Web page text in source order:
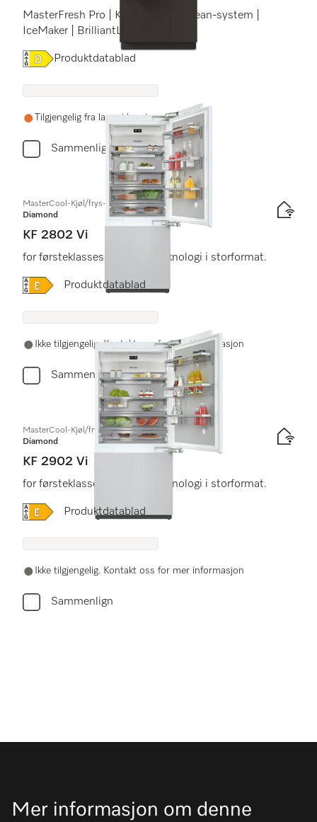
MasterFresh Pro | Kameraer | AirClean-system |
IceMaker | BrilliantLight Pro
Online Label Flag, Energietikett
Produktdatablad
Tilgjengelig fra lager i løpet av 1-2 uker
Sammenlign
MasterCool-Kjøl/frys-kombinasjoner
Diamond
KF 2802 Vi
for førsteklasses design og teknologi i storformat.
Online Label Flag, Energietikett
Produktdatablad
Ikke tilgjengelig. Kontakt oss for mer informasjon
Sammenlign
MasterCool-Kjøl/frys-kombinasjoner
Diamond
KF 2902 Vi
for førsteklasses design og teknologi i storformat.
Online Label Flag, Energietikett
Produktdatablad
Ikke tilgjengelig. Kontakt oss for mer informasjon
Sammenlign
Mer informasjon om denne